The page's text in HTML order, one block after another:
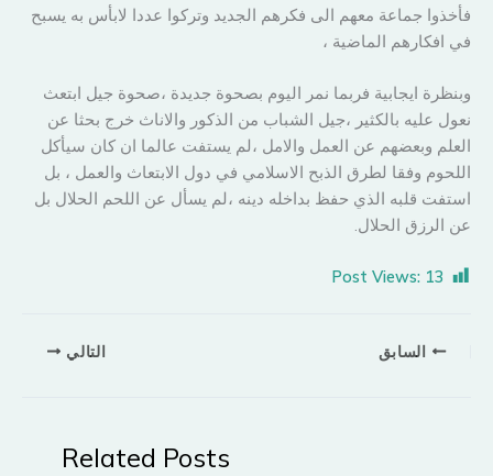
فأخذوا جماعة معهم الى فكرهم الجديد وتركوا عددا لابأس به يسبح
في افكارهم الماضية ،
وبنظرة ايجابية فربما نمر اليوم بصحوة جديدة ،صحوة جيل ابتعث
نعول عليه بالكثير ،جيل الشباب من الذكور والاناث خرج بحثا عن
العلم وبعضهم عن العمل والامل ،لم يستفت عالما ان كان سيأكل
اللحوم وفقا لطرق الذبح الاسلامي في دول الابتعاث والعمل ، بل
استفت قلبه الذي حفظ بداخله دينه ،لم يسأل عن اللحم الحلال بل
عن الرزق الحلال.
Post Views: 13
السابق التالي
Related Posts